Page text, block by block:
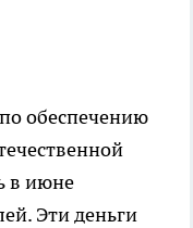
обеспечению
в июне
Эти деньги